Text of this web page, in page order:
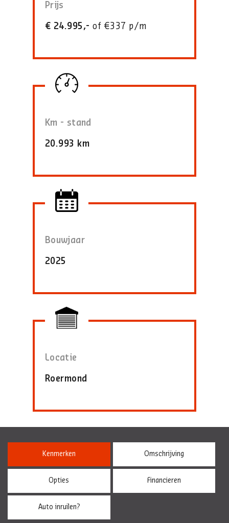
Prijs
€ 24.995,-of €337 p/m
Km - stand
20.993 km
Bouwjaar
2025
Locatie
Roermond
Kenmerken Omschrijving
Opties Financieren
Auto inruilen?